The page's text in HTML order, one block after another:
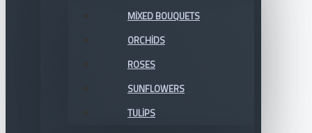
MIXED BOUQUETS
ORCHIDS
ROSES
SUNFLOWERS
TULIPS